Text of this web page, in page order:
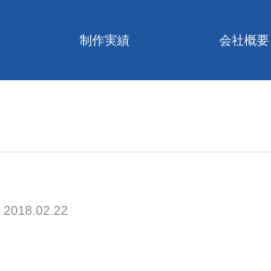
制作実績 会社概要
2018.02.22